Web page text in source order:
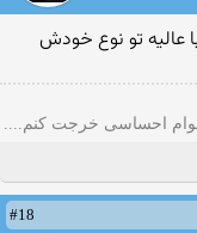
عالیه تو نوع خودش
احساسی خرجت کنم....
#18